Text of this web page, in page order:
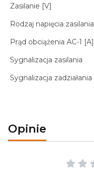
Zasilanie [V]
Rodzaj napięcia zasilania
Prąd obciążenia AC-1 [A]
Sygnalizacja zasilania
Sygnalizacja zadziałania
Opinie